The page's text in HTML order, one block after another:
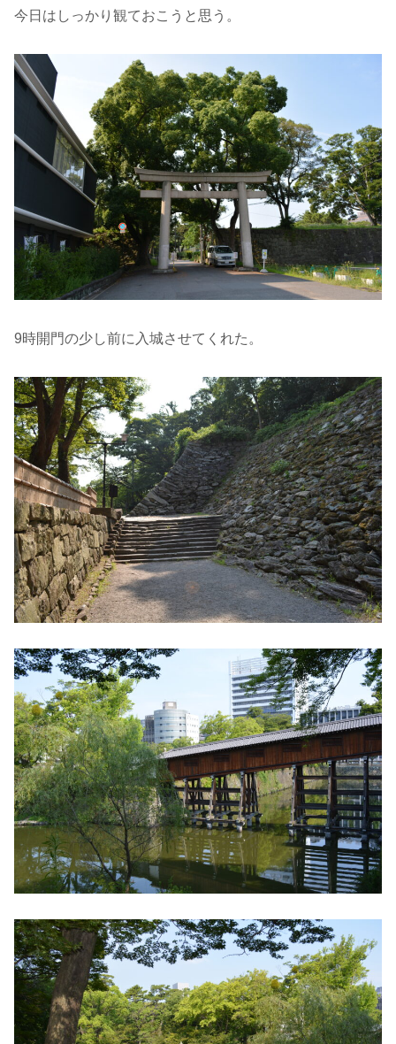
今日はしっかり観ておこうと思う。
9時開門の少し前に入城させてくれた。